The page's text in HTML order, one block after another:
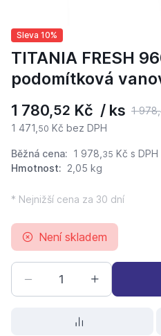
Sleva 10%
TITANIA FRESH
podomítková
1 780,52 Kč / ks 1 978,
1 471, 50 Kč bez DPH
Běžná cena: 1 978, 35 Kč s DPH
Hmotnost: 2,05 kg
* Nejnižší cena za 30 dní
Není skladem